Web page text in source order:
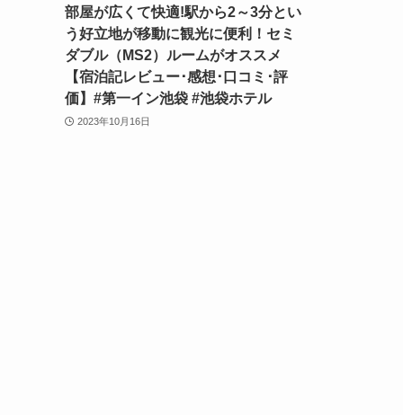
部屋が広くて快適!駅から2～3分とい
う好立地が移動に観光に便利！セミ
ダブル（MS2）ルームがオススメ
【宿泊記レビュー･感想･口コミ･評
価】#第一イン池袋 #池袋ホテル
2023年10月16日